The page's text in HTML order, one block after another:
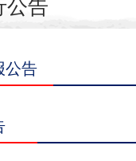
公告
公告